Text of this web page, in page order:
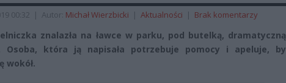
00:32 | Autor: Michał Wierzbicki | Aktualności | Brak komentarzy
znalazła na ławce w parku, pod butelką, dramatyczną
Osoba, która ją napisała potrzebuje pomocy i apeluje, by
wokół.